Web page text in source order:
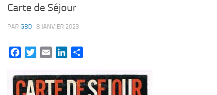
Carte de Séjour
PAR GBD · 8 JANVIER 2023
FacebookTwitterEmail LinkedIn